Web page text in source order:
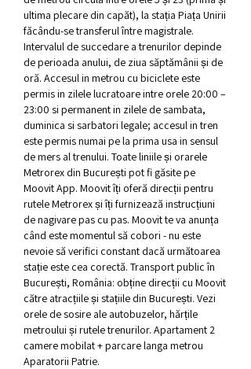
ultima plecare din capăt), la stația Piața Unirii
făcându-se transferul între magistrale.
Intervalul de succedare a trenurilor depinde
de perioada anului, de ziua săptămânii și de
oră. Accesul in metrou cu biciclete este
permis in zilele lucratoare intre orele 20:00 –
23:00 si permanent in zilele de sambata,
duminica si sarbatori legale; accesul in tren
este permis numai pe la prima usa in sensul
de mers al trenului. Toate liniile și orarele
Metrorex din București pot fi găsite pe
Moovit App. Moovit îți oferă direcții pentru
rutele Metrorex și îți furnizează instrucțiuni
de nagivare pas cu pas. Moovit te va anunța
când este momentul să cobori - nu este
nevoie să verifici constant dacă următoarea
stație este cea corectă. Transport public în
București, România: obține direcții cu Moovit
către atracțiile și stațiile din București. Vezi
orele de sosire ale autobuzelor, hărțile
metroului și rutele trenurilor. Apartament 2
camere mobilat + parcare langa metrou
Aparatorii Patrie.